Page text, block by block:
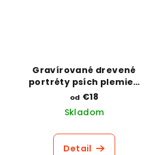
Gravírované drevené
portréty psích plemien
s popisom povahy -
od €18
Skladom
Detail